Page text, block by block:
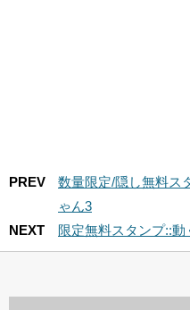
PREV
数量限定/隠し無料ス
ゃん3
NEXT
限定無料スタンプ::動